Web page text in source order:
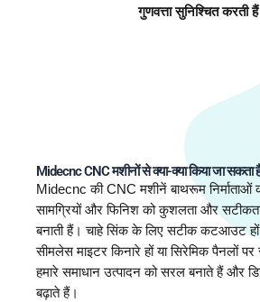
गुणवत्ता सुनिश्चित करती
Midecnc CNC मशीनों से क्या-क्या किया जा सकता
Midecnc की CNC मशीनें बाथरूम निर्माताओं
सामग्रियों और फिनिश को कुशलता और
बनाती हैं। चाहे सिंक के लिए सटीक कटआउट
सीमलेस माइटर किनारे हों या सिरेमिक पैनलों
हमारे समाधान उत्पादन को सरल बनाते हैं और
बढ़ाते हैं।